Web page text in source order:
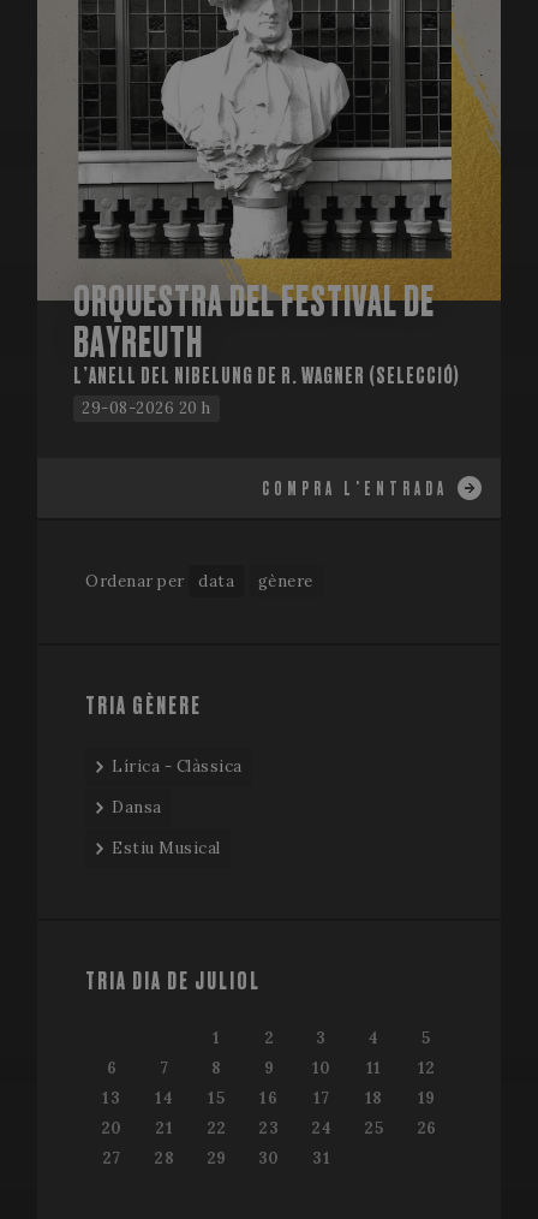
Ordenar per data gènere
TRIA GÈNERE
Lírica - Clàssica
Dansa
Estiu Musical
TRIA DIA DE JULIOL
1 2 3 4
5
6
7 8 9 10 11
12
13
14 15 16 17 18
19
20
21 22 23 24 25
26
27
28 29 30 31
ORQUESTRA DEL FESTIVAL DE
BAYREUTH
L’ANELL DEL NIBELUNG DE R. WAGNER (SELECCIÓ)
29-08-2026 20 h
COMPRA L'ENTRADA